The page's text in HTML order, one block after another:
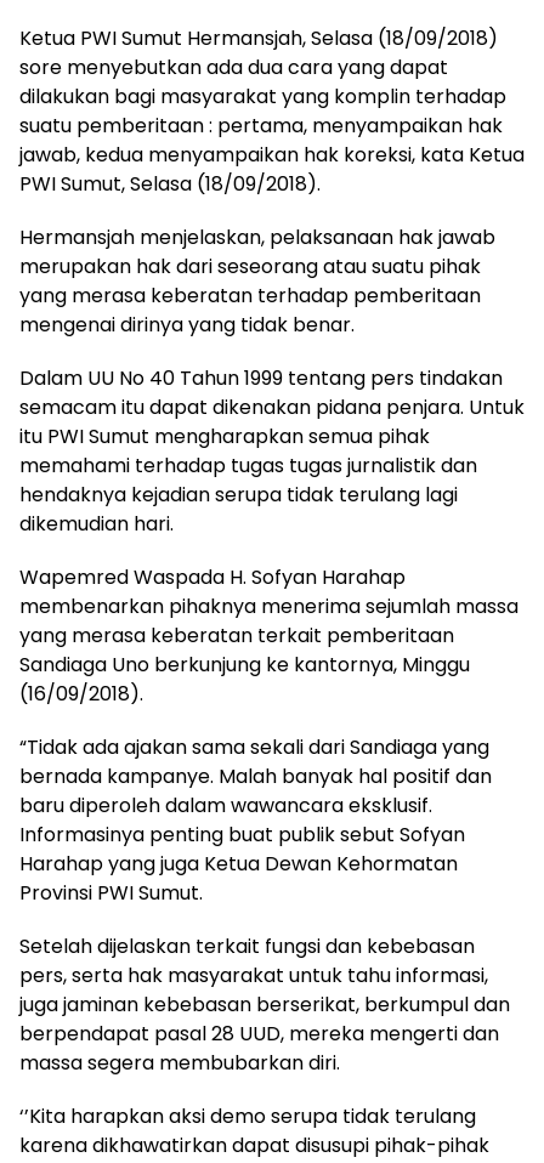
Ketua PWI Sumut Hermansjah, Selasa (18/09/2018)
sore menyebutkan ada dua cara yang dapat
dilakukan bagi masyarakat yang komplin terhadap
suatu pemberitaan : pertama, menyampaikan hak
jawab, kedua menyampaikan hak koreksi, kata Ketua
PWI Sumut, Selasa (18/09/2018).
Hermansjah menjelaskan, pelaksanaan hak jawab
merupakan hak dari seseorang atau suatu pihak
yang merasa keberatan terhadap pemberitaan
mengenai dirinya yang tidak benar.
Dalam UU No 40 Tahun 1999 tentang pers tindakan
semacam itu dapat dikenakan pidana penjara. Untuk
itu PWI Sumut mengharapkan semua pihak
memahami terhadap tugas tugas jurnalistik dan
hendaknya kejadian serupa tidak terulang lagi
dikemudian hari.
Wapemred Waspada H. Sofyan Harahap
membenarkan pihaknya menerima sejumlah massa
yang merasa keberatan terkait pemberitaan
Sandiaga Uno berkunjung ke kantornya, Minggu
(16/09/2018).
“Tidak ada ajakan sama sekali dari Sandiaga yang
bernada kampanye. Malah banyak hal positif dan
baru diperoleh dalam wawancara eksklusif.
Informasinya penting buat publik sebut Sofyan
Harahap yang juga Ketua Dewan Kehormatan
Provinsi PWI Sumut.
Setelah dijelaskan terkait fungsi dan kebebasan
pers, serta hak masyarakat untuk tahu informasi,
juga jaminan kebebasan berserikat, berkumpul dan
berpendapat pasal 28 UUD, mereka mengerti dan
massa segera membubarkan diri.
‘’Kita harapkan aksi demo serupa tidak terulang
karena dikhawatirkan dapat disusupi pihak-pihak